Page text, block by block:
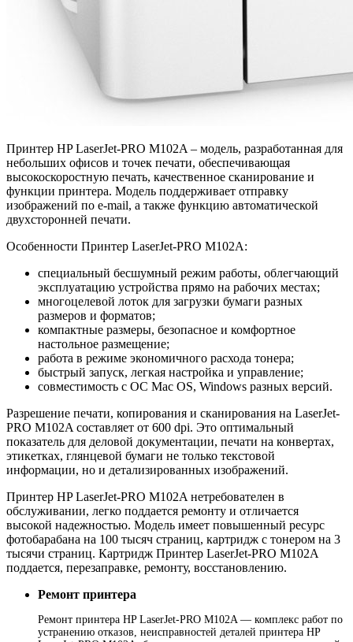
Принтер HP LaserJet-PRO M102A – модель, разработанная для
небольших офисов и точек печати, обеспечивающая
высокоскоростную печать, качественное сканирование и
функции принтера. Модель поддерживает отправку
изображений по e-mail, а также функцию автоматической
двухсторонней печати.
Особенности Принтер LaserJet-PRO M102A:
специальный бесшумный режим работы, облегчающий
эксплуатацию устройства прямо на рабочих местах;
многоцелевой лоток для загрузки бумаги разных
размеров и форматов;
компактные размеры, безопасное и комфортное
настольное размещение;
работа в режиме экономичного расхода тонера;
быстрый запуск, легкая настройка и управление;
совместимость с ОС Mac OS, Windows разных версий.
Разрешение печати, копирования и сканирования на LaserJet-
PRO M102A составляет от 600 dpi. Это оптимальный
показатель для деловой документации, печати на конвертах,
этикетках, глянцевой бумаги не только текстовой
информации, но и детализированных изображений.
Принтер HP LaserJet-PRO M102A нетребователен в
обслуживании, легко поддается ремонту и отличается
высокой надежностью. Модель имеет повышенный ресурс
фотобарабана на 100 тысяч страниц, картридж с тонером на 3
тысячи страниц. Картридж Принтер LaserJet-PRO M102A
поддается, перезаправке, ремонту, восстановлению.
Ремонт принтера
Ремонт принтера HP LaserJet-PRO M102A — комплекс работ по
устранению отказов, неисправностей деталей принтера HP